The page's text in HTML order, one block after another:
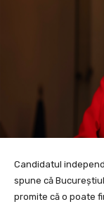
Candidatul
spune că
promite că o poate